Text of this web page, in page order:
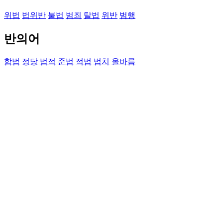
위법 법위반 불법 범죄 탈법 위반 범행
반의어
합법 정당 법적 준법 적법 법치 올바름